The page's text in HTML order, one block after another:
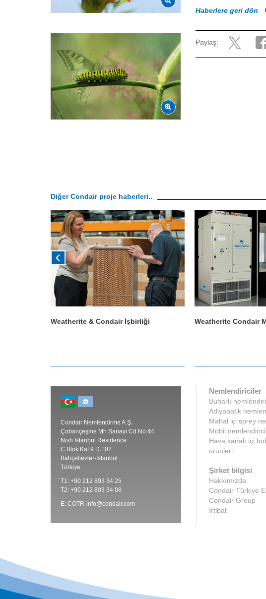
Haberlere geri dön
Paylaş:
Diğer Condair proje haberleri..
Weatherite & Condair İşbirliği Weatherite Condair
Condair Nemlendirme A.Ş.
Çobançeşme Mh Sanayi Cd No:44
Nish İstanbul Residence
C Blok Kat:9 D:102
Bahçelievler-İstanbul
Türkiye
T1: +90 212 803 34 25
T2: +90 212 803 34 08
E: COTR-info@condair.com
Nemlendiriciler
Buharlı
Adiyabatik
Mahal içi sprey
Mobil
Hava kanalı içi
ürünleri
Şirket bilgisi
Hakkımızda
Condair Türkiye
Condair Group
İrtibat